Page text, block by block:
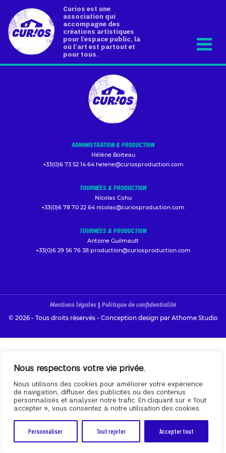
Nous respectons votre vie privée.
Nous utilisons des cookies pour améliorer votre expérience
de navigation, diffuser des publicités ou des contenus
personnalisés et analyser notre trafic. En cliquant sur « Tout
accepter », vous consentez à notre utilisation des cookies.
Personnaliser Tout rejeter Accepter tout
Curios est une
association qui
accompagne des
créations artistiques
pour l’espace public, là
où l’art est partout et
pour tous.
ADMINISTRATION & PRODUCTION
Hélène Boiteau
+33(0)6 73 52 14 64 helene@curiosproduction.com
TOURNÉES & PRODUCTION
Nicolas Cohu
+33(0)6 78 70 22 64 nicolas@curiosproduction.com
TOURNÉES & PRODUCTION
Antoine Guilmault
+33(0)6 29 56 76 38 production@curiosproduction.com
Mentions légales | Politique de confidentialité
© 2026 - Tous droits réservés - Conception design par Athome Studio